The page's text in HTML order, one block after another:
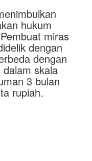
hukum
miras
dengan
dengan
skala
3 bulan
rupiah.